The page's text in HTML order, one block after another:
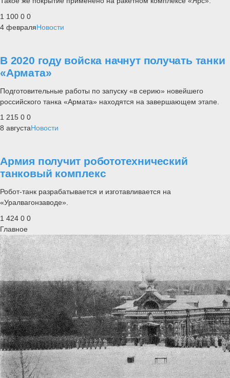
1 100 0 0
4 февраляНовости
В 2020 году войска начнут получать танки
«Армата»
Подготовительные работы по запуску «в серию» новейшего
российского танка «Армата» находятся на завершающем этапе.
1 215 0 0
8 августаНовости
Армия получит робототехнический
танковый комплекс
Робот-танк разрабатывается и изготавливается на
«Уралвагонзаводе».
1 424 0 0
Главное